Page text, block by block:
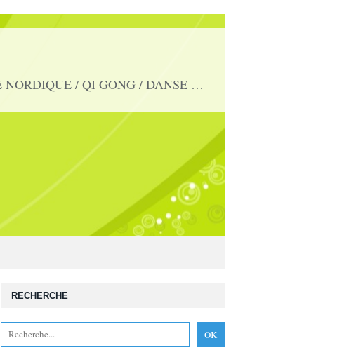
Des rendez-vous sportifs et conviviaux pour les plus de 50 ans : RANDOS / MARCHE NORDIQUE / QI GONG / DANSE EN LIGNES/ TENNIS DE TABLE / GYM D'ENTRETIEN / VELO /ACTIV'MEMOIRE mail : club.aspir@gmail.com
RECHERCHE